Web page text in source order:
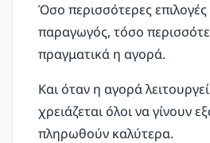
Όσο περισσότερες επιλογές
παραγωγός, τόσο
πραγματικά η αγορά.
Και όταν η αγορά
χρειάζεται όλοι να γίνουν
πληρωθούν καλύτερα.